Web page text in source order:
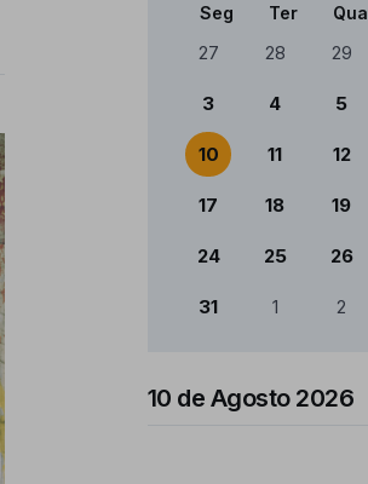
Calendário
Seg Ter Qua
27 28 29
3 4 5
10 11 12
17 18 19
24 25 26
31 1 2
10 de Agosto 2026